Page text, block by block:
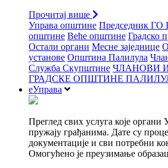
Прочитај више
Управа општине Председник ГО
општине Веће општине Градско
Остали органи Месне заједнице
установе Општина Палилула
Служба Скупштине ЧЛАНОВИ
ГРАДСКЕ ОПШТИНЕ
еУправа
Преглед свих услуга које
пружају грађанима. Дате су
документације и сви потребни
Омогућено је преузимање